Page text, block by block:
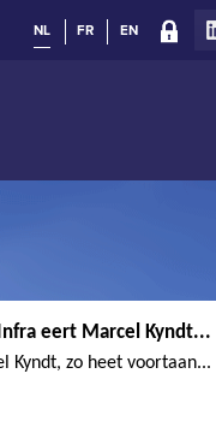
NL FR EN
eert Marcel Kyndt...
Kyndt, zo heet voortaan...